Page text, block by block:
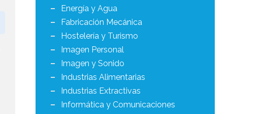
Energía y Agua
Fabricación Mecánica
Hostelería y Turismo
Imagen Personal
Imagen y Sonido
Industrias Alimentarias
Industrias Extractivas
Informática y Comunicaciones